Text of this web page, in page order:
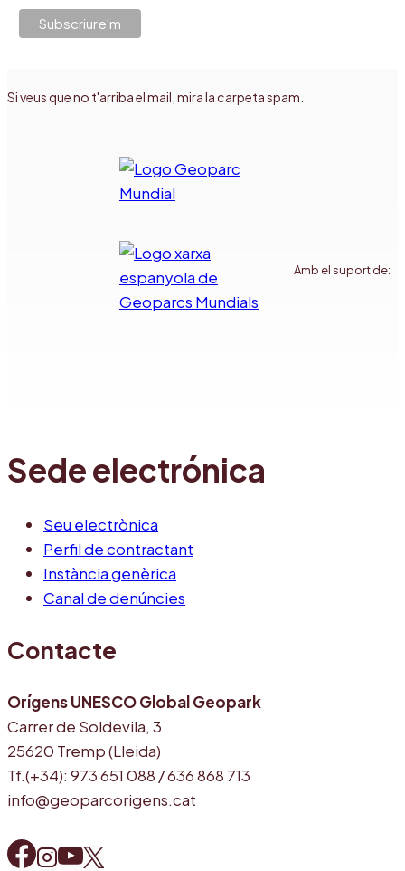
Si veus que no t'arriba el mail, mira la carpeta spam.
Amb el suport de:
Sede electrónica
Seu electrònica
Perfil de contractant
Instància genèrica
Canal de denúncies
Contacte
Orígens UNESCO Global Geopark
Carrer de Soldevila, 3
25620 Tremp (Lleida)
Tf.(+34): 973 651 088 / 636 868 713
info@geoparcorigens.cat